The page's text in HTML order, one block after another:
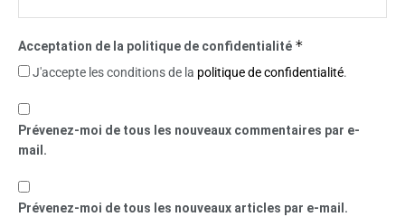
Acceptation de la politique de confidentialité *
J'accepte les conditions de la politique de confidentialité.
Prévenez-moi de tous les nouveaux commentaires par e-
mail.
Prévenez-moi de tous les nouveaux articles par e-mail.